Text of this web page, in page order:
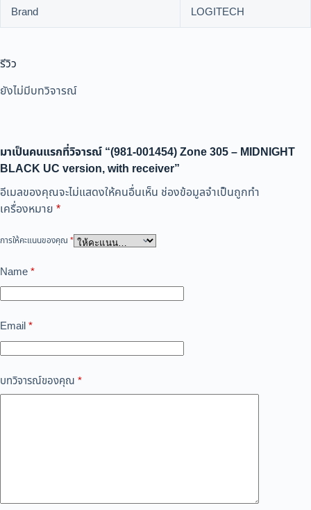
Brand
LOGITECH
รีวิว
ยังไม่มีบทวิจารณ์
มาเป็นคนแรกที่วิจารณ์ “(981-001454) Zone 305 – MIDNIGHT
BLACK UC version, with receiver”
อีเมลของคุณจะไม่แสดงให้คนอื่นเห็น ช่องข้อมูลจำเป็นถูกทำ
เครื่องหมาย *
การให้คะแนนของคุณ *
Name*
Email*
บทวิจารณ์ของคุณ *